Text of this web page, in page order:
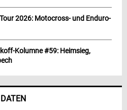
2026: Motocross- und Enduro-
Kolumne #59: Heimsieg,
DATEN